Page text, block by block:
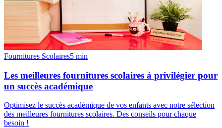
Fournitures Scolaires5 min
Les meilleures fournitures scolaires à privilégier pour
un succès académique
Optimisez le succès académique de vos enfants avec notre sélection
des meilleures fournitures scolaires. Des conseils pour chaque
besoin !